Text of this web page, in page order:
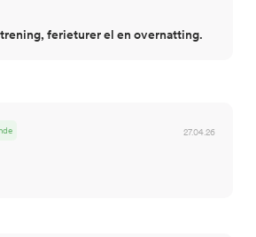
ferieturer el en overnatting.
27.04.26